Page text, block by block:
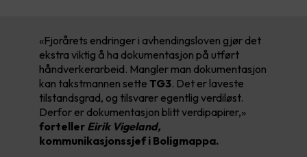
«Fjorårets endringer i avhendingsloven gjør det
ekstra viktig å ha dokumentasjon på utført
håndverkerarbeid. Mangler man dokumentasjon
kan takstmannen sette TG3. Det er laveste
tilstandsgrad, og tilsvarer egentlig verdiløst.
Derfor er dokumentasjon blitt verdipapirer,»
forteller Eirik Vigeland,
kommunikasjonssjef i Boligmappa.